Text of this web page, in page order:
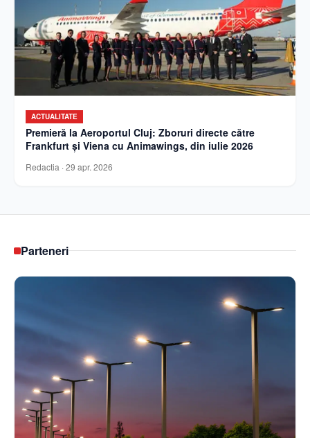
ACTUALITATE
Premieră la Aeroportul Cluj: Zboruri directe către
Frankfurt și Viena cu Animawings, din iulie 2026
Redactia · 29 apr. 2026
Parteneri